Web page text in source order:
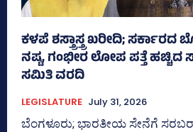
ಕಳಪೆ ಶಸ್ತ್ರಾಸ್ತ್ರ ಖರೀದಿ; ಸರ್ಕಾರದ
ನಷ್ಟ, ಗಂಭೀರ ಲೋಪ ಪತ್ತೆ ಹಚ್ಚಿದ
ಸಮಿತಿ ವರದಿ
LEGISLATURE July 31, 2026
ಬೆಂಗಳೂರು; ಭಾರತೀಯ ಸೇನೆಗೆ